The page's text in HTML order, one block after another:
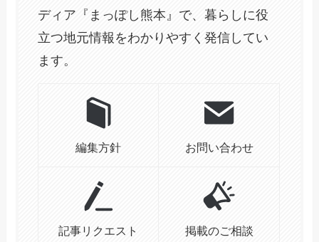
ディア『まっぽし熊本』で、暮らしに役
立つ地元情報をわかりやすく発信してい
ます。
編集方針 お問い合わせ
記事リクエスト 掲載のご相談